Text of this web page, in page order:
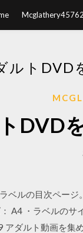
Mcglathery45762
ルトDVD
DVD
ルの目次ページ
A4 ・ラベルの
ダルト動画を集